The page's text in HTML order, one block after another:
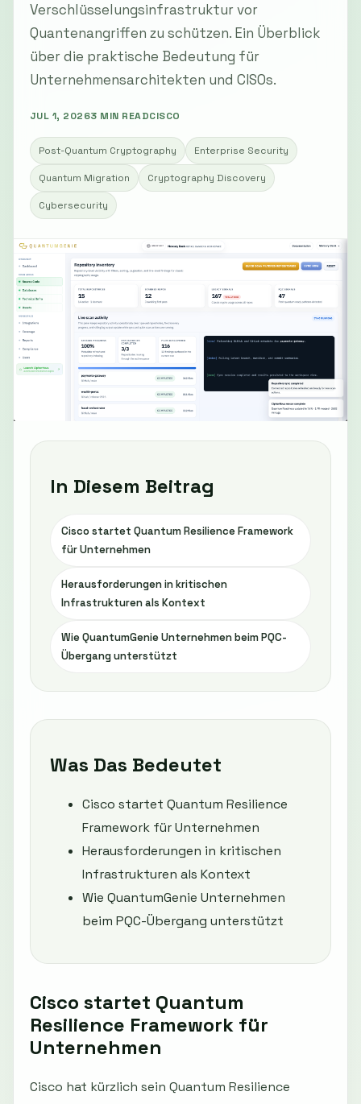
Verschlüsselungsinfrastruktur vor
Quantenangriffen zu schützen. Ein Überblick
über die praktische Bedeutung für
Unternehmensarchitekten und CISOs.
JUL 1, 20263 MIN READCISCO
Post-Quantum Cryptography Enterprise Security
Quantum Migration Cryptography Discovery
Cybersecurity
In Diesem Beitrag
Cisco startet Quantum Resilience Framework
für Unternehmen
Herausforderungen in kritischen
Infrastrukturen als Kontext
Wie QuantumGenie Unternehmen beim PQC-
Übergang unterstützt
Was Das Bedeutet
Cisco startet Quantum Resilience
Framework für Unternehmen
Herausforderungen in kritischen
Infrastrukturen als Kontext
Wie QuantumGenie Unternehmen
beim PQC-Übergang unterstützt
Cisco startet Quantum
Resilience Framework für
Unternehmen
Cisco hat kürzlich sein Quantum Resilience